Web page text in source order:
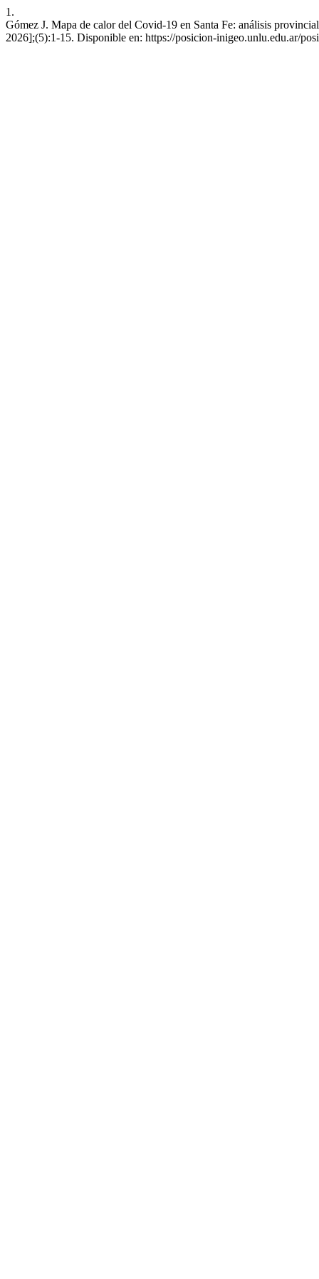
1.
Gómez J. Mapa de calor del Covid-19 en Santa Fe: análisis
2026];(5):1-15. Disponible en: https://posicion-inigeo.unlu.edu.ar/